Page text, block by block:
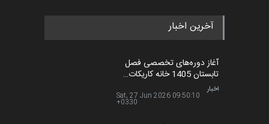
آخرین اخبار
آغاز دوره‌های تخصصی فصل
تابستان 1405 خانه کاریکات…
اخبار
Sat, 27 Jun 2026 09:50:10
+0330